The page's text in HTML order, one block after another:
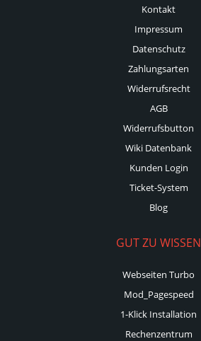
Kontakt
Impressum
Datenschutz
Zahlungsarten
Widerrufsrecht
AGB
Widerrufsbutton
Wiki Datenbank
Kunden Login
Ticket-System
Blog
GUT ZU WISSEN
Webseiten Turbo
Mod_Pagespeed
1-Klick Installation
Rechenzentrum